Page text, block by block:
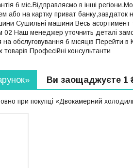
6 міс.Відправляємо в інші
або на картку приват банку,завдаток
Сушильні машини Весь асортимент
02 Наш менеджер уточнить деталі
на обслуговування 6 місяців Перейти
товарів Професійні консультанти
Ви заощаджуєте 1
при покупці «Двокамерний